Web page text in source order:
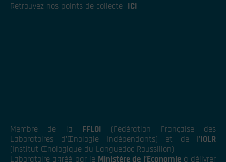
Retrouvez nos points de collecte ICI
Membre de la FFLOI (Fédération Française des
Laboratoires d’Œnologie Indépendants) et de l’IOLR
(Institut Œnologique du Languedoc-Roussillon)
Laboratoire agréé par le Ministère de l’Economieà délivrer